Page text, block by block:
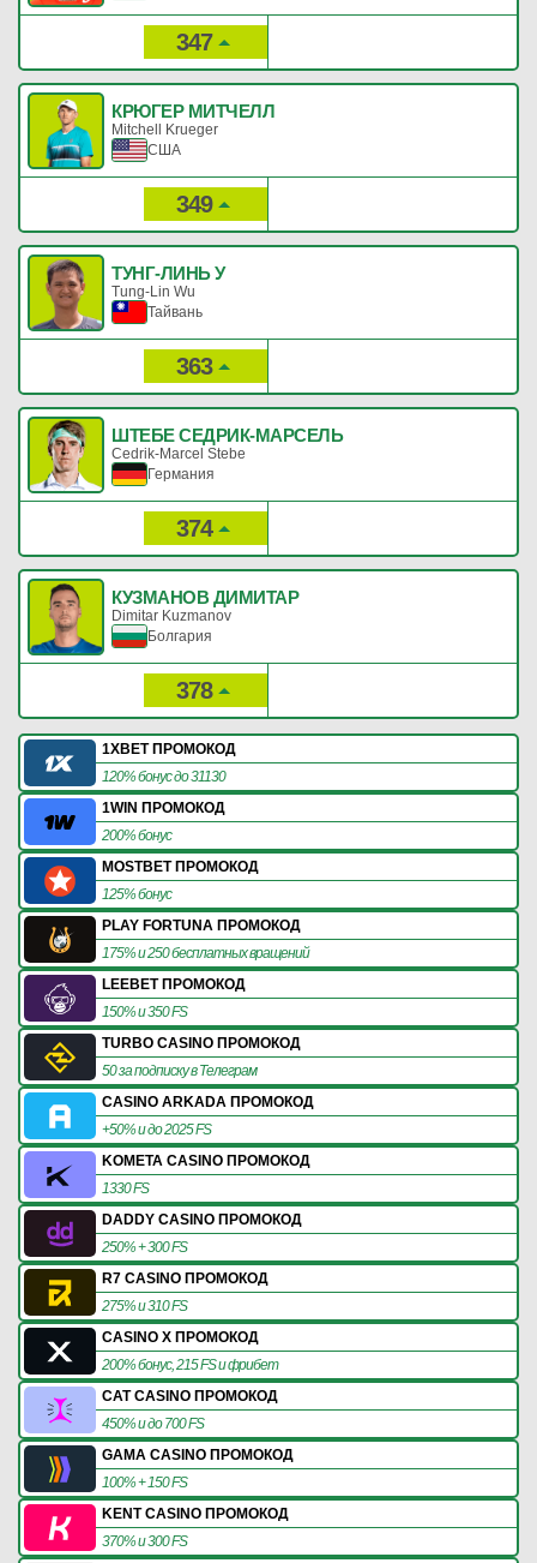
347
КРЮГЕР МИТЧЕЛЛ
Mitchell Krueger
США
349
ТУНГ-ЛИНЬ У
Tung-Lin Wu
Тайвань
363
ШТЕБЕ СЕДРИК-МАРСЕЛЬ
Cedrik-Marcel Stebe
Германия
374
КУЗМАНОВ ДИМИТАР
Dimitar Kuzmanov
Болгария
378
1XBET ПРОМОКОД
120% бонус до 31130
1WIN ПРОМОКОД
200% бонус
MOSTBET ПРОМОКОД
125% бонус
PLAY FORTUNA ПРОМОКОД
175% и 250 бесплатных вращений
LEEBET ПРОМОКОД
150% и 350 FS
TURBO CASINO ПРОМОКОД
50 за подписку в Телеграм
CASINO ARKADA ПРОМОКОД
+50% и до 2025 FS
KOMETA CASINO ПРОМОКОД
1330 FS
DADDY CASINO ПРОМОКОД
250% + 300 FS
R7 CASINO ПРОМОКОД
275% и 310 FS
CASINO X ПРОМОКОД
200% бонус, 215 FS и фрибет
CAT CASINO ПРОМОКОД
450% и до 700 FS
GAMA CASINO ПРОМОКОД
100% + 150 FS
KENT CASINO ПРОМОКОД
370% и 300 FS